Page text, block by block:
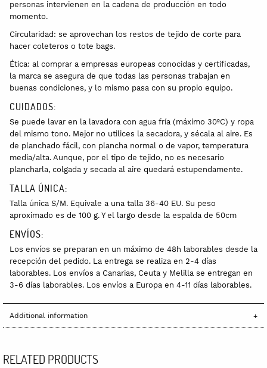
personas intervienen en la cadena de producción en todo
momento.
Circularidad: se aprovechan los restos de tejido de corte para
hacer coleteros o tote bags.
Ética: al comprar a empresas europeas conocidas y certificadas,
la marca se asegura de que todas las personas trabajan en
buenas condiciones, y lo mismo pasa con su propio equipo.
CUIDADOS:
Se puede lavar en la lavadora con agua fría (máximo 30ºC) y ropa
del mismo tono. Mejor no utilices la secadora, y sécala al aire. Es
de planchado fácil, con plancha normal o de vapor, temperatura
media/alta. Aunque, por el tipo de tejido, no es necesario
plancharla, colgada y secada al aire quedará estupendamente.
TALLA ÚNICA:
Talla única S/M. Equivale a una talla 36-40 EU. Su peso
aproximado es de 100 g. Y el largo desde la espalda de 50cm
ENVÍOS:
Los envíos se preparan en un máximo de 48h laborables desde la
recepción del pedido. La entrega se realiza en 2-4 días
laborables. Los envíos a Canarias, Ceuta y Melilla se entregan en
3-6 días laborables. Los envíos a Europa en 4-11 días laborables.
Additional information
RELATED PRODUCTS